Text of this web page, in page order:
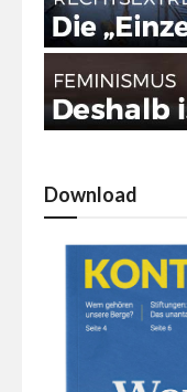
Download